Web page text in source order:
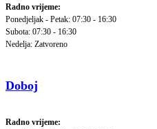
Radno vrijeme:
Ponedjeljak - Petak: 07:30 - 16:30
Subota: 07:30 - 16:30
Nedelja: Zatvoreno
Doboj
Radno vrijeme: